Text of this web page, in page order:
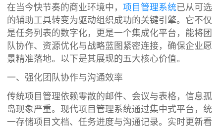
在当今快节奏的商业环境中，项目管理系统已从可选
的辅助工具转变为驱动组织成功的关键引擎。它不仅
是任务列表的数字化，更是一个集成化平台，能将团
队协作、资源优化与战略蓝图紧密连接，确保企业愿
景精准落地。以下是其展现的五大核心价值。
一、强化团队协作与沟通效率
传统项目管理依赖零散的邮件、会议与表格，信息孤
岛现象严重。现代项目管理系统通过集中式平台，统
一存储项目文档、任务进度与沟通记录。实时更新看